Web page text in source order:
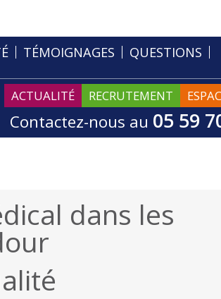
TÉMOIGNAGES QUESTIONS
RECRUTEMENT
ACTUALITÉ
Contactez-nous au 05 59
dans les